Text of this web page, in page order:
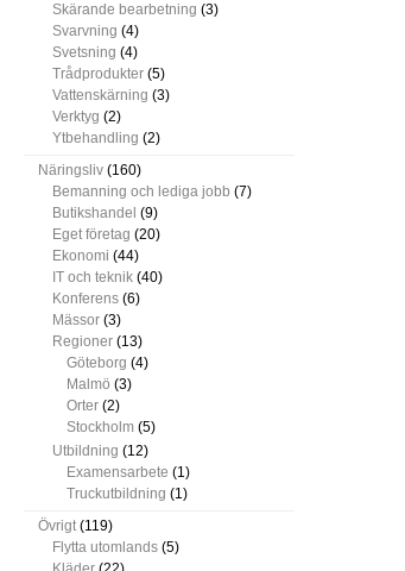
Skärande bearbetning (3)
Svarvning (4)
Svetsning (4)
Trådprodukter (5)
Vattenskärning (3)
Verktyg (2)
Ytbehandling (2)
Näringsliv (160)
Bemanning och lediga jobb (7)
Butikshandel (9)
Eget företag (20)
Ekonomi (44)
IT och teknik (40)
Konferens (6)
Mässor (3)
Regioner (13)
Göteborg (4)
Malmö (3)
Orter (2)
Stockholm (5)
Utbildning (12)
Examensarbete (1)
Truckutbildning (1)
Övrigt(119)
Flytta utomlands (5)